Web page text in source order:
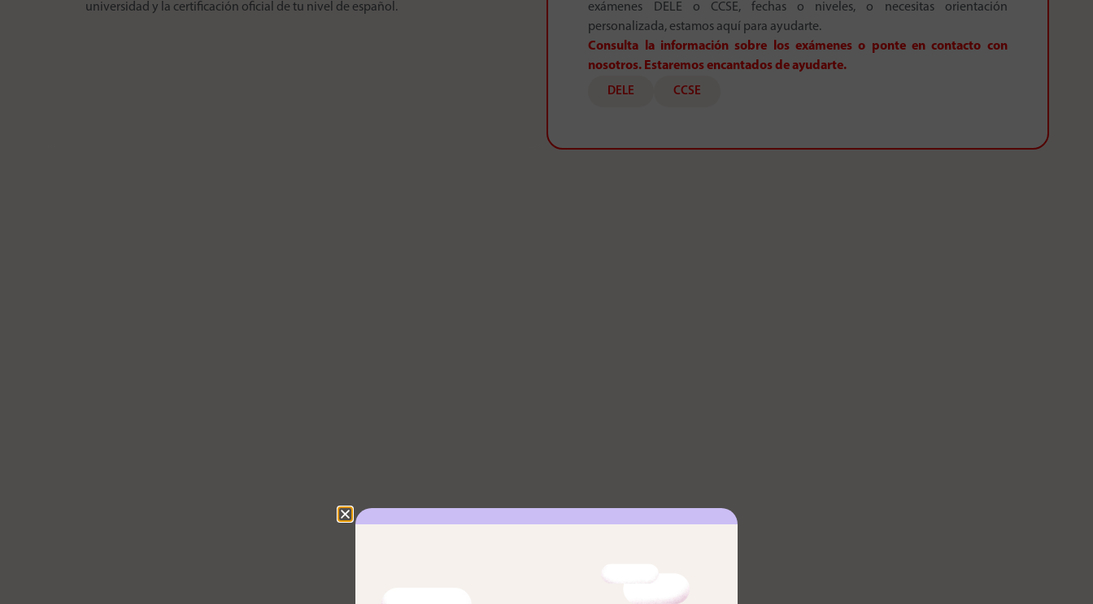
universidad y la certificación oficial de tu nivel de español.
exámenes DELE o CCSE, fechas o niveles, o necesitas orientación
personalizada, estamos aquí para ayudarte.
Consulta la información sobre los exámenes o ponte en contacto con
nosotros. Estaremos encantados de ayudarte.
DELE CCSE